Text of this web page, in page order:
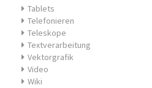
Tablets
Telefonieren
Teleskope
Textverarbeitung
Vektorgrafik
Video
Wiki